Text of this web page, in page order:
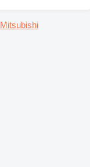
Mitsubishi